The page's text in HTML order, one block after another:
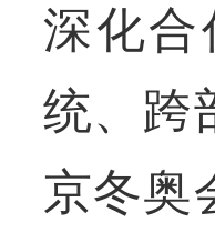
深化
统、跨
京冬奥